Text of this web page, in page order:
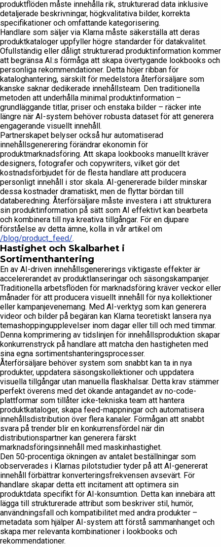
produktflöden måste innehålla rik, strukturerad data inklusive
detaljerade beskrivningar, högkvalitativa bilder, korrekta
specifikationer och omfattande kategorisering.
Handlare som säljer via Klarna måste säkerställa att deras
produktkataloger uppfyller högre standarder för datakvalitet.
Ofullständig eller dåligt strukturerad produktinformation kommer
att begränsa AI:s förmåga att skapa övertygande lookbooks och
personliga rekommendationer. Detta höjer ribban för
kataloghantering, särskilt för medelstora återförsäljare som
kanske saknar dedikerade innehållsteam. Den traditionella
metoden att underhålla minimal produktinformation –
grundläggande titlar, priser och enstaka bilder – räcker inte
längre när AI-system behöver robusta dataset för att generera
engagerande visuellt innehåll.
Partnerskapet belyser också hur automatiserad
innehållsgenerering förändrar ekonomin för
produktmarknadsföring. Att skapa lookbooks manuellt kräver
designers, fotografer och copywriters, vilket gör det
kostnadsförbjudet för de flesta handlare att producera
personligt innehåll i stor skala. AI-genererade bilder minskar
dessa kostnader dramatiskt, men de flyttar bördan till
databeredning. Återförsäljare måste investera i att strukturera
sin produktinformation på sätt som AI effektivt kan bearbeta
och kombinera till nya kreativa tillgångar. För en djupare
förståelse av detta ämne, kolla in vår artikel om
/blog/product_feed/.
Hastighet och Skalbarhet i
Sortimenthantering
En av AI-driven innehållsgenererings viktigaste effekter är
accelererandet av produktlanseringar och säsongskampanjer.
Traditionella arbetsflöden för marknadsföring kräver veckor eller
månader för att producera visuellt innehåll för nya kollektioner
eller kampanjevenemang. Med AI-verktyg som kan generera
videor och bilder på begäran kan Klarna teoretiskt lansera nya
temashoppingupplevelser inom dagar eller till och med timmar.
Denna komprimering av tidslinjen för innehållsproduktion skapar
konkurrenstryck på handlare att matcha den hastigheten med
sina egna sortimentshanteringsprocesser.
Återförsäljare behöver system som snabbt kan ta in nya
produkter, uppdatera säsongskollektioner och uppdatera
visuella tillgångar utan manuella flaskhalsar. Detta krav stämmer
perfekt överens med det ökande antagandet av no-code-
plattformar som tillåter icke-tekniska team att hantera
produktkataloger, skapa feed-mappningar och automatisera
innehållsdistribution över flera kanaler. Förmågan att snabbt
svara på trender blir en konkurrensfördel när din
distributionspartner kan generera färskt
marknadsföringsinnehåll med maskinhastighet.
Den 50-procentiga ökningen av antalet beställningar som
observerades i Klarnas pilotstudier tyder på att AI-genererat
innehåll förbättrar konverteringsfrekvensen avsevärt. För
handlare skapar detta ett incitament att optimera sin
produktdata specifikt för AI-konsumtion. Detta kan innebära att
lägga till strukturerade attribut som beskriver stil, humör,
användningsfall och kompatibilitet med andra produkter –
metadata som hjälper AI-system att förstå sammanhanget och
skapa mer relevanta kombinationer i lookbooks och
rekommendationer.